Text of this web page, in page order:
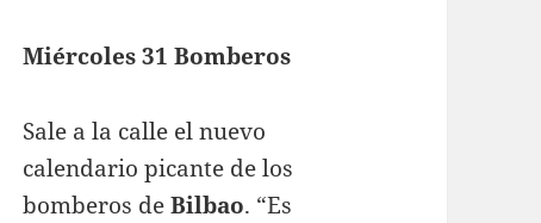
Miércoles 31 Bomberos
Sale a la calle el nuevo
calendario picante de los
bomberos deBilbao. “Es